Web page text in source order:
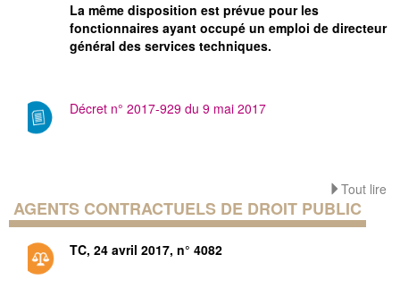
La même disposition est prévue pour les
fonctionnaires ayant occupé un emploi de directeur
général des services techniques.
Décret n° 2017-929 du 9 mai 2017
Tout lire
AGENTS CONTRACTUELS DE DROIT PUBLIC
TC, 24 avril 2017, n° 4082